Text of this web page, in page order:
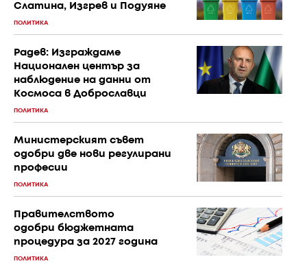
Слатина, Изгрев и Подуяне
ПОЛИТИКА
Радев: Изграждаме
Национален център за
наблюдение на данни от
Космоса в Доброславци
ПОЛИТИКА
Министерският съвет
одобри две нови регулирани
професии
ПОЛИТИКА
Правителството
одобри бюджетната
процедура за 2027 година
ПОЛИТИКА